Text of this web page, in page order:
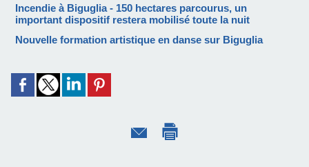
Incendie à Biguglia - 150 hectares parcourus, un
important dispositif restera mobilisé toute la nuit
Nouvelle formation artistique en danse sur Biguglia